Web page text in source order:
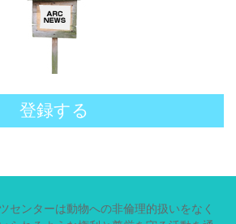
登録する
センターは動物への非倫理的扱いをなく